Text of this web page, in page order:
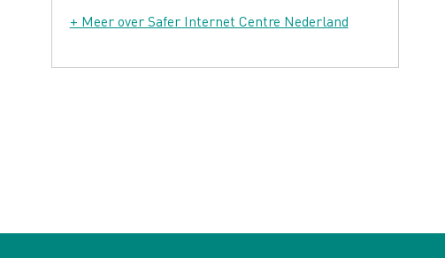
+ Meer over Safer Internet Centre Nederland